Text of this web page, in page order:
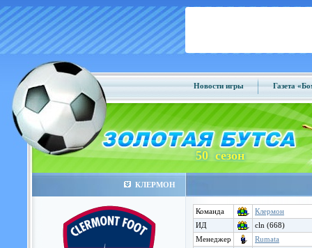
Новости игры Газета
50 сезон
КЛЕРМОН
Команда
Клермон
ИД
cln (668)
Менеджер
Rumata